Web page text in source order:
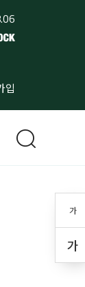
입
가
가